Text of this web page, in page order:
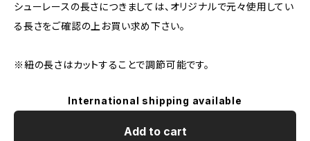
シューレースの長さにつきましては、オリジナルで元々使用してい
る長さをご確認の上お買い求め下さい。
※紐の長さはカットすることで調節可能です。
International shipping available
Add to cart